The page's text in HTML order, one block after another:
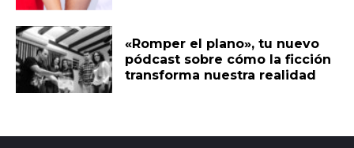
«Romper el plano», tu nuevo
pódcast sobre cómo la ficción
transforma nuestra realidad